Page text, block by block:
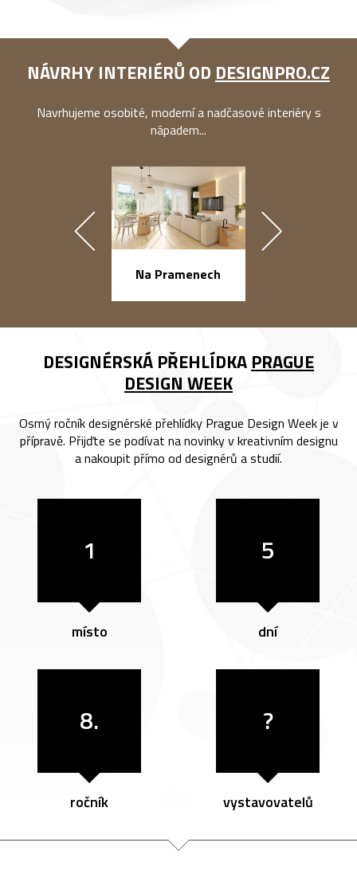
NÁVRHY INTERIÉRŮ OD DESIGNPRO.CZ
Navrhujeme osobité, moderní a nadčasové interiéry s
nápadem...
Na Pramenech
DESIGNÉRSKÁ PŘEHLÍDKA PRAGUE
DESIGN WEEK
Osmý ročník designérské přehlídky Prague Design Week je v
přípravě. Přijďte se podívat na novinky v kreativním designu
a nakoupit přímo od designérů a studií.
1
místo
5
dní
8.
ročník
?
vystavovatelů